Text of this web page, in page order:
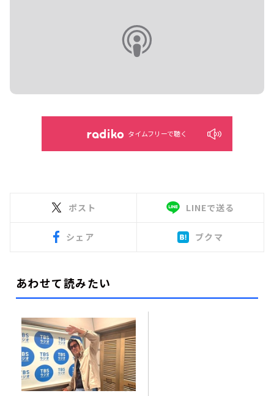
タイムフリーで聴く
ポスト LINEで送る
シェア ブクマ
あわせて読みたい